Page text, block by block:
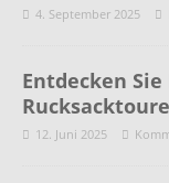
4. September 2025
Entdecken
12. Juni 2025